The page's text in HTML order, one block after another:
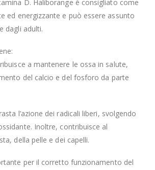
D. Haliborange è consigliato come
ed energizzante e può essere assunto
dagli adulti.
a mantenere le ossa in salute,
del calcio e del fosforo da parte
l’azione dei radicali liberi, svolgendo
Inoltre, contribuisce al
della pelle e dei capelli.
per il corretto funzionamento del